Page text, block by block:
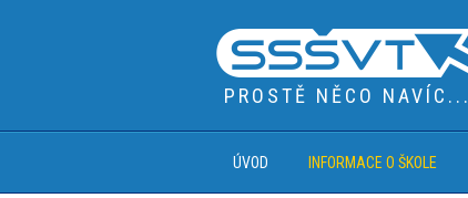
PROSTĚ NĚCO NAVÍC...
ÚVOD INFORMACE O ŠKOLE